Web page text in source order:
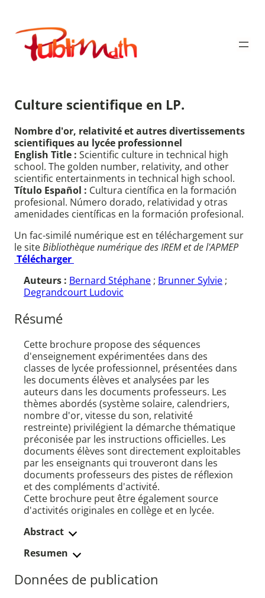
contenu
Publimath
Culture scientifique en LP.
Nombre d'or, relativité et autres divertissements
scientifiques au lycée professionnel
English Title : Scientific culture in technical high
school. The golden number, relativity, and other
scientific entertainments in technical high school.
Título Español : Cultura científica en la formación
profesional. Número dorado, relatividad y otras
amenidades científicas en la formación profesional.
Un fac-similé numérique est en téléchargement sur
le siteBibliothèque numérique des IREM et de l'APMEP
Télécharger
Auteurs : Bernard Stéphane ; Brunner Sylvie ;
Degrandcourt Ludovic
Résumé
Cette brochure propose des séquences
d'enseignement expérimentées dans des
classes de lycée professionnel, présentées dans
les documents élèves et analysées par les
auteurs dans les documents professeurs. Les
thèmes abordés (système solaire, calendriers,
nombre d'or, vitesse du son, relativité
restreinte) privilégient la démarche thématique
préconisée par les instructions officielles. Les
documents élèves sont directement exploitables
par les enseignants qui trouveront dans les
documents professeurs des pistes de réflexion
et des compléments d'activité.
Cette brochure peut être également source
d'activités originales en collège et en lycée.
Abstract
Resumen
Données de publication